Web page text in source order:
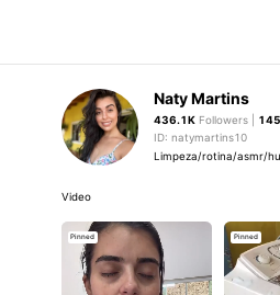
Naty Martins
436.1K Followers | 145
ID: natymartins10
Limpeza/rotina/asmr/
Video
Pinned Pinned